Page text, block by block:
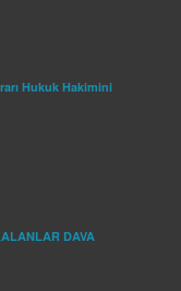
Hukuk Hakimini
DAVA